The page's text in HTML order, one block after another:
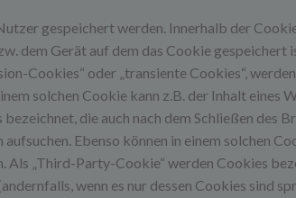
gespeichert werden. Innerhalb der
dem Gerät auf dem das Cookie gespeichert
Cookies“ oder „transiente Cookies“,
solchen Cookie kann z.B. der Inhalt eines
die auch nach dem Schließen des
Ebenso können in einem solchen
„Third-Party-Cookie“ werden Cookies
wenn es nur dessen Cookies sind